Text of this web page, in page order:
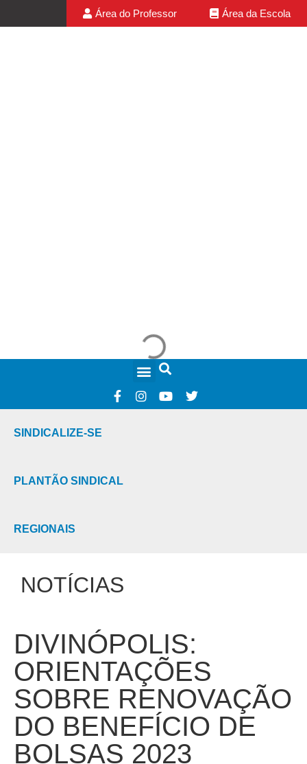
Área do Professor Área da Escola
SINDICALIZE-SE
PLANTÃO SINDICAL
REGIONAIS
NOTÍCIAS
DIVINÓPOLIS:
ORIENTAÇÕES
SOBRE RENOVAÇÃO
DO BENEFÍCIO DE
BOLSAS 2023